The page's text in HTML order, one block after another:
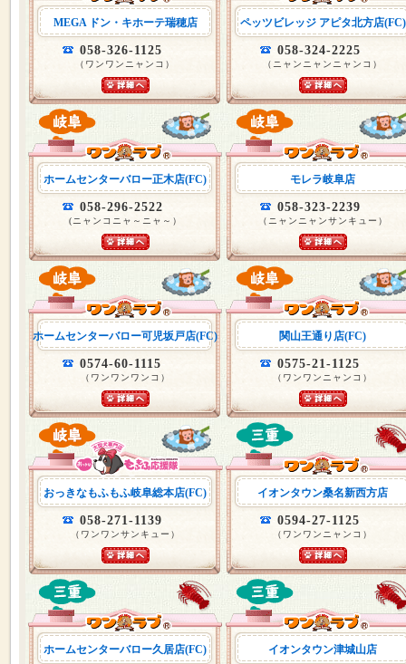
MEGA ドン・キホーテ瑞穂店
058-326-1125
（ワンワンニャンコ）
ペッツビレッジ アピタ北方店(FC)
058-324-2225
（ニャンニャンニャンコ）
ホームセンターバロー正木店(FC)
058-296-2522
(ニャンコニャ～ニャ～）
モレラ岐阜店
058-323-2239
（ニャンニャンサンキュー）
ホームセンターバロー可児坂戸店(FC)
0574-60-1115
（ワンワンワンコ）
関山王通り店(FC)
0575-21-1125
（ワンワンニャンコ）
おっきなもふもふ岐阜総本店(FC)
058-271-1139
（ワンワンサンキュー）
イオンタウン桑名新西方店
0594-27-1125
（ワンワンニャンコ）
ホームセンターバロー久居店(FC) イオンタウン津城山店